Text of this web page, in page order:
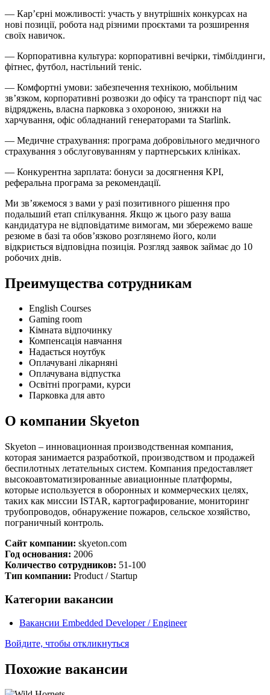
— Кар’єрні можливості: участь у внутрішніх конкурсах на
нові позиції, робота над різними проєктами та розширення
своїх навичок.
— Корпоративна культура: корпоративні вечірки, тімбілдинги,
фітнес, футбол, настільний теніс.
— Комфортні умови: забезпечення технікою, мобільним
зв’язком, корпоративні розвозки до офісу та транспорт під час
відряджень, власна парковка з охороною, знижки на
харчування, офіс обладнаний генераторами та Starlink.
— Медичне страхування: програма добровільного медичного
страхування з обслуговуванням у партнерських клініках.
— Конкурентна зарплата: бонуси за досягнення KPI,
реферальна програма за рекомендації.
Ми зв’яжемося з вами у разі позитивного рішення про
подальший етап спілкування. Якщо ж цього разу ваша
кандидатура не відповідатиме вимогам, ми збережемо ваше
резюме в базі та обов’язково розглянемо його, коли
відкриється відповідна позиція. Розгляд заявок займає до 10
робочих днів.
Преимущества сотрудникам
English Courses
Gaming room
Кімната відпочинку
Компенсація навчання
Надається ноутбук
Оплачувані лікарняні
Оплачувана відпустка
Освітні програми, курси
Парковка для авто
О компании Skyeton
Skyeton – инновационная производственная компания,
которая занимается разработкой, производством и продажей
беспилотных летательных систем. Компания предоставляет
высокоавтоматизированные авиационные платформы,
которые используется в оборонных и коммерческих целях,
таких как миссии ISTAR, картографирование, мониторинг
трубопроводов, обнаружение пожаров, сельское хозяйство,
пограничный контроль.
Сайт компании: skyeton.com
Год основания: 2006
Количество сотрудников: 51-100
Тип компании: Product / Startup
Категории вакансии
Вакансии Embedded Developer / Engineer
Войдите, чтобы откликнуться
Похожие вакансии